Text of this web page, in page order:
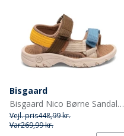
Bisgaard
Bisgaard Nico Børne Sandaler Mocha
Vejl. pris448,99 kr.
Var269,99 kr.